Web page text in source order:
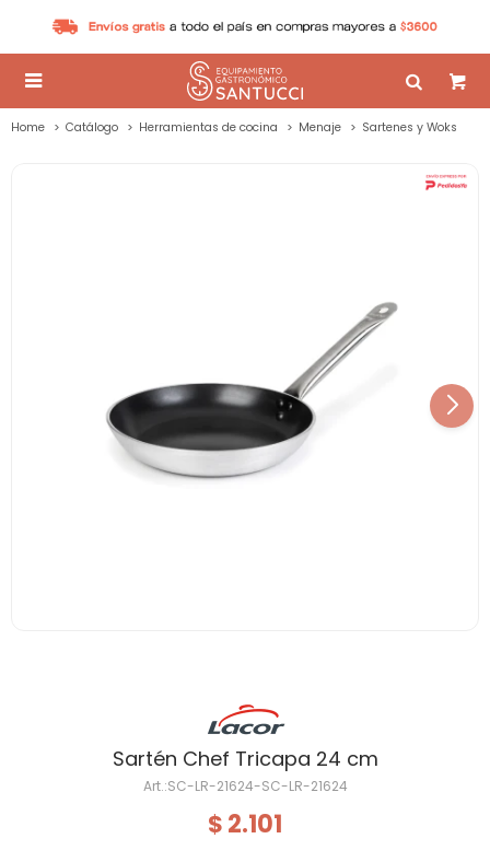

Home Catálogo Herramientas de cocina Menaje Sartenes y Woks
Sartén Chef Tricapa 24 cm
SC-LR-21624-SC-LR-21624
$ 2.101